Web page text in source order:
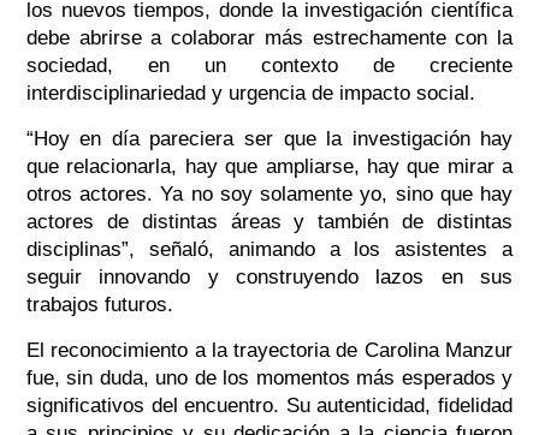
los nuevos tiempos, donde la investigación científica
debe abrirse a colaborar más estrechamente con la
sociedad, en un contexto de creciente
interdisciplinariedad y urgencia de impacto social.
“Hoy en día pareciera ser que la investigación hay
que relacionarla, hay que ampliarse, hay que mirar a
otros actores. Ya no soy solamente yo, sino que hay
actores de distintas áreas y también de distintas
disciplinas”, señaló, animando a los asistentes a
seguir innovando y construyendo lazos en sus
trabajos futuros.
El reconocimiento a la trayectoria de Carolina Manzur
fue, sin duda, uno de los momentos más esperados y
significativos del encuentro. Su autenticidad, fidelidad